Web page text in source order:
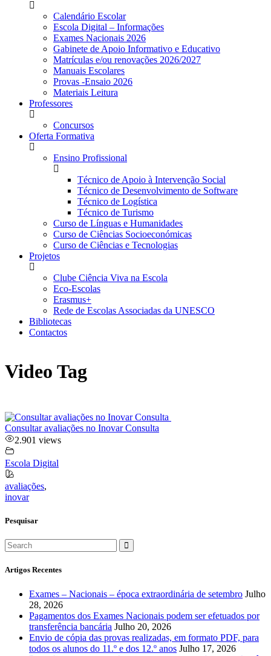
Calendário Escolar
Escola Digital – Informações
Exames Nacionais 2026
Gabinete de Apoio Informativo e Educativo
Matrículas e/ou renovações 2026/2027
Manuais Escolares
Provas -Ensaio 2026
Materiais Leitura
Professores
Concursos
Oferta Formativa
Ensino Profissional
Técnico de Apoio à Intervenção Social
Técnico de Desenvolvimento de Software
Técnico de Logística
Técnico de Turismo
Curso de Línguas e Humanidades
Curso de Ciências Socioeconómicas
Curso de Ciências e Tecnologias
Projetos
Clube Ciência Viva na Escola
Eco-Escolas
Erasmus+
Rede de Escolas Associadas da UNESCO
Bibliotecas
Contactos
Video Tag
Consultar avaliações no Inovar Consulta
2.901 views
Escola Digital
avaliações,
inovar
Pesquisar
Artigos Recentes
Exames – Nacionais – época extraordinária de setembro Julho
28, 2026
Pagamentos dos Exames Nacionais podem ser efetuados por
transferência bancária Julho 20, 2026
Envio de cópia das provas realizadas, em formato PDF, para
todos os alunos do 11.º e dos 12.º anos Julho 17, 2026